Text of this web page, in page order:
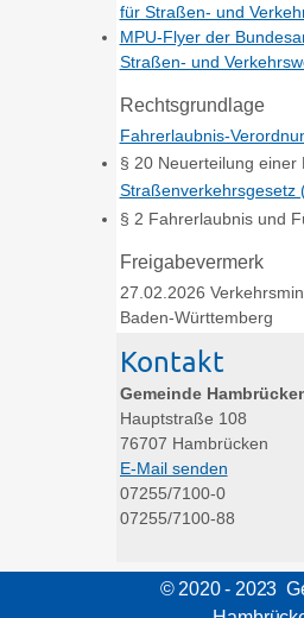
für Straßen- und
MPU-Flyer der
Straßen- und
Rechtsgrundlage
Fahrerlaubnis-
§ 20 Neuerteilung einer
Straßenverkehrsgesetz
§ 2 Fahrerlaubnis und
Freigabevermerk
27.02.2026
Baden-Württemberg
Kontakt
Gemeinde
Hauptstraße 108
76707 Hambrücken
E-Mail senden
07255/7100-0
07255/7100-88
© 2020 - 2023